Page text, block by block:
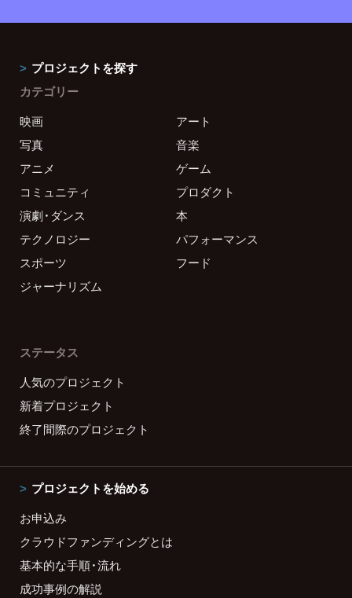
プロジェクトを探す
カテゴリー
映画
アート
写真
音楽
アニメ
ゲーム
コミュニティ
プロダクト
演劇・ダンス
本
テクノロジー
パフォーマンス
スポーツ
フード
ジャーナリズム
ステータス
人気のプロジェクト
新着プロジェクト
終了間際のプロジェクト
プロジェクトを始める
お申込み
クラウドファンディングとは
基本的な手順・流れ
成功事例の解説